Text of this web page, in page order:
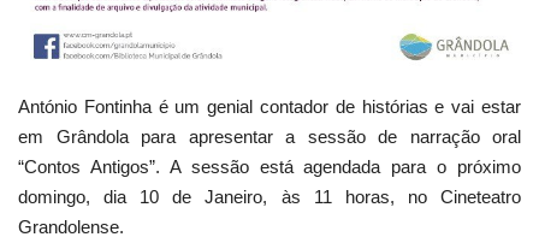
António Fontinha é um genial contador de histórias e vai estar
em Grândola para apresentar a sessão de narração oral
“Contos Antigos”. A sessão está agendada para o próximo
domingo, dia 10 de Janeiro, às 11 horas, no Cineteatro
Grandolense.